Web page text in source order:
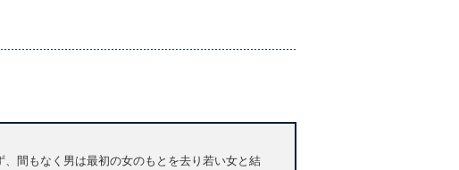
間もなく男は最初の女のもとを去り若い女と結